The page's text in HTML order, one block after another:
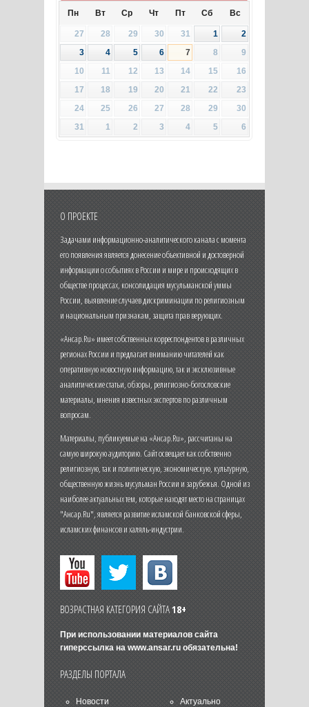
Пн Вт Ср Чт Пт Сб Вс
27 28 29 30 31 1
2
3
4 5 6 7 8
9
10
11 12 13 14 15
16
17
18 19 20 21 22
23
24
25 26 27 28 29
30
31
1 2 3 4 5 6
О ПРОЕКТЕ
Задачами информационно-аналитического канала с момента
его появления является донесение объективной и достоверной
информации о событиях в России и мире и происходящих в
обществе процессах, консолидация мусульманской уммы
России, выявление случаев дискриминации по религиозным
и национальным признакам, защита прав верующих.
«Ансар.Ru» имеет собственных корреспондентов в различных
регионах России и предлагает вниманию читателей как
оперативную новостную информацию, так и эксклюзивные
аналитические статьи, обзоры, религиозно-богословские
материалы, мнения известных экспертов по различным
вопросам.
Материалы, публикуемые на «Ансар.Ru», рассчитаны на
самую широкую аудиторию. Сайт освещает как собственно
религиозную, так и политическую, экономическую, культурную,
общественную жизнь мусульман России и зарубежья. Одной из
наиболее актуальных тем, которые находят место на страницах
"Ансар.Ru", является развитие исламской банковской сферы,
исламских финансов и халяль-индустрии.
ВОЗРАСТНАЯ КАТЕГОРИЯ САЙТА18+
При использовании материалов сайта
гиперссылка на www.ansar.ruобязательна!
РАЗДЕЛЫ ПОРТАЛА
Новости Актуально